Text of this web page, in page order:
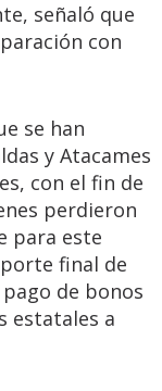
señaló que
con
se han
y Atacames
con el fin de
perdieron
para este
final de
de bonos
estatales a